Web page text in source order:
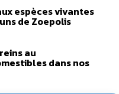
espèces vivantes
de Zoepolis
au
dans nos